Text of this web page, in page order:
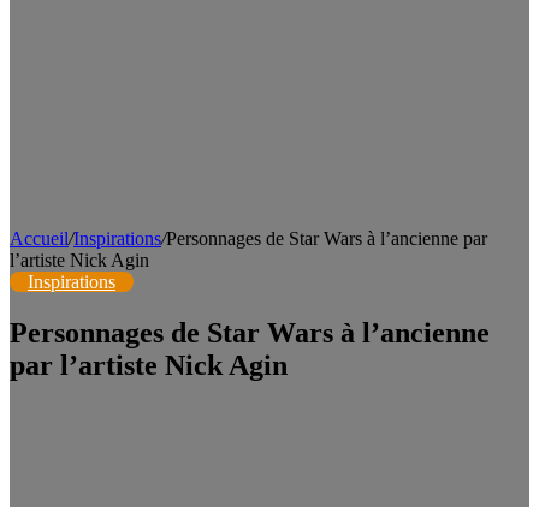
Accueil/Inspirations/Personnages de Star Wars à l’ancienne par
l’artiste Nick Agin
Inspirations
Personnages de Star Wars à l’ancienne
par l’artiste Nick Agin